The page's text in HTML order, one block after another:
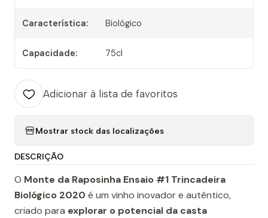
Característica: Biológico
Capacidade: 75cl
Adicionar à lista de favoritos
Mostrar stock das localizações
DESCRIÇÃO
O Monte da Raposinha Ensaio #1 Trincadeira
Biológico 2020 é um vinho inovador e autêntico,
criado para explorar o potencial da casta